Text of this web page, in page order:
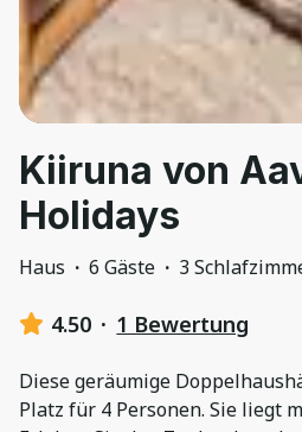
Kiiruna von
Holidays
Haus · 6 Gäste · 3
4.50 · 1 Bewertung
Diese geräumige
Platz für 4 Personen. Sie liegt